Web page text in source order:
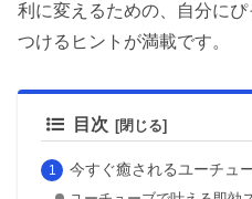
利に変えるための、自分に
つけるヒントが満載です。
目次
今すぐ癒されるユーチュ